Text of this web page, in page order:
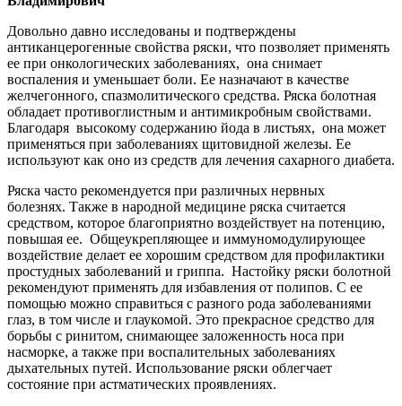
Довольно давно исследованы и подтверждены
антиканцерогенные свойства ряски, что позволяет применять
ее при онкологических заболеваниях, она снимает
воспаления и уменьшает боли. Ее назначают в качестве
желчегонного, спазмолитического средства. Ряска болотная
обладает противоглистным и антимикробным свойствами.
Благодаря высокому содержанию йода в листьях, она может
применяться при заболеваниях щитовидной железы. Ее
используют как оно из средств для лечения сахарного диабета.
Ряска часто рекомендуется при различных нервных
болезнях. Также в народной медицине ряска считается
средством, которое благоприятно воздействует на потенцию,
повышая ее. Общеукрепляющее и иммуномодулирующее
воздействие делает ее хорошим средством для профилактики
простудных заболеваний и гриппа. Настойку ряски болотной
рекомендуют применять для избавления от полипов. С ее
помощью можно справиться с разного рода заболеваниями
глаз, в том числе и глаукомой. Это прекрасное средство для
борьбы с ринитом, снимающее заложенность носа при
насморке, а также при воспалительных заболеваниях
дыхательных путей. Использование ряски облегчает
состояние при астматических проявлениях.